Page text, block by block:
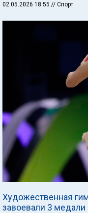
02.05.2026 18:55 // Спорт
Художественная
завоевали 3 медали